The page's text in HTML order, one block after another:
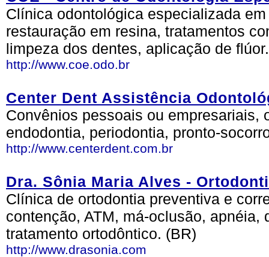
Clínica odontológica especializada
restauração em resina, tratamentos
limpeza dos dentes, aplicação de
http://www.coe.odo.br
Center Dent Assistência
Convênios pessoais ou empresariais,
endodontia, periodontia, pronto-
http://www.centerdent.com.br
Dra. Sônia Maria Alves -
Clínica de ortodontia preventiva e
contenção, ATM, má-oclusão, apnéia,
tratamento ortodôntico. (BR)
http://www.drasonia.com